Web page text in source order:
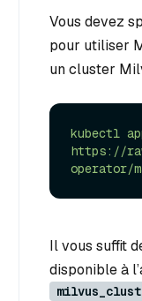
Vous devez
pour utiliser
un cluster
kubectl
https://
operator/
Il vous suffit
disponible à